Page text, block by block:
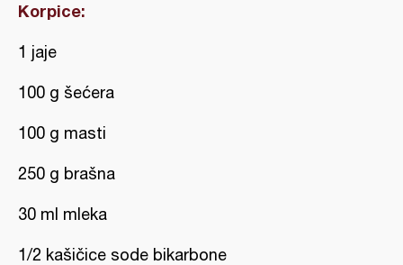
Korpice:
1 jaje
100 g šećera
100 g masti
250 g brašna
30 ml mleka
1/2 kašičice sode bikarbone